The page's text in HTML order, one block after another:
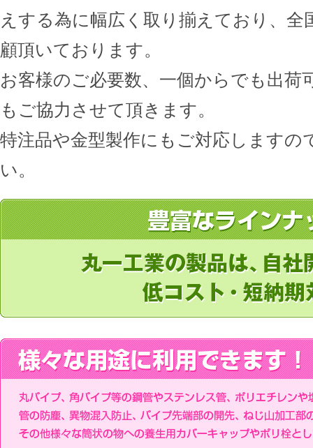
えする為に幅広く取り揃えており、全
顧頂いております。
お客様のご必要数、一個からでも出荷
もご協力させて頂きます。
特注品や金型製作にもご対応しますの
い。